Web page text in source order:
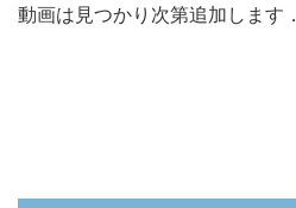
動画は見つかり次第追加します．